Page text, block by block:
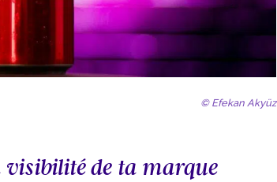
© Efekan Akyüz
de ta marque